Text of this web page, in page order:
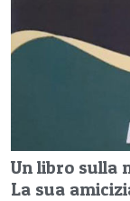
Un libro sulla
La sua